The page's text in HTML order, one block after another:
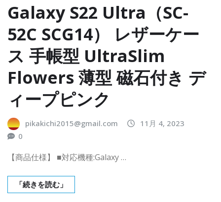
Galaxy S22 Ultra（SC-
52C SCG14） レザーケー
ス 手帳型 UltraSlim
Flowers 薄型 磁石付き デ
ィープピンク
pikakichi2015@gmail.com
11月 4, 2023
0
【商品仕様】 ■対応機種:Galaxy …
「続きを読む」